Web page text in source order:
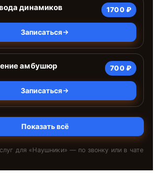
динамиков 1700 ₽
Записаться
амбушюр 700 ₽
Записаться
Показать всё
для «Наушники» — по звонку или в чате